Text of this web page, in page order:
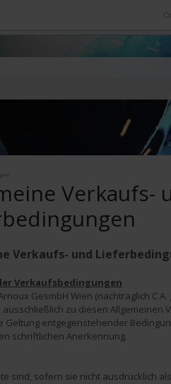
Nuestras filiales en el
Verkaufs-
Verkaufs- und
Verkaufsbedingungen
GesmbH Wien (nachträglich
zu diesen Allgemeinen
Geltung entgegenstehender
schriftlichen Anerkennung.
sind, sofern sie nicht ausdrücklich